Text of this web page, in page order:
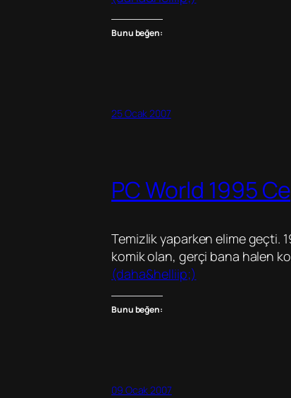
Bunu beğen:
25 Ocak 2007
PC World 1995
Temizlik yaparken elime geçti.
komik olan, gerçi bana halen
(daha&helliip;)
Bunu beğen:
09 Ocak 2007